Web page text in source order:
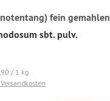
fein gemahlen
sbt. pulv.
/ 1 kg